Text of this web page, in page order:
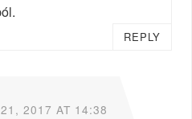
REPLY
2017 AT 14:38